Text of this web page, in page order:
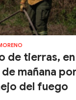
de tierras,
mañana
del fuego